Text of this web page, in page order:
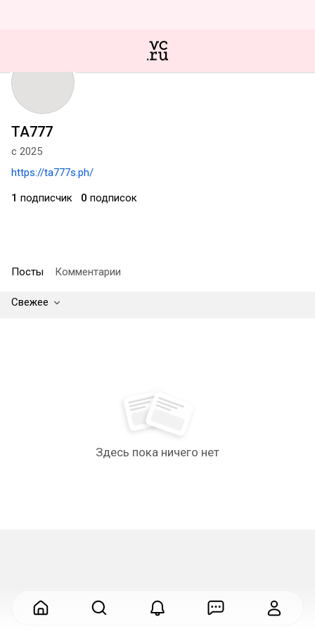
TA777
с 2025
https://ta777s.ph/
1 подписчик 0 подписок
Посты Комментарии
Свежее
Здесь пока ничего нет